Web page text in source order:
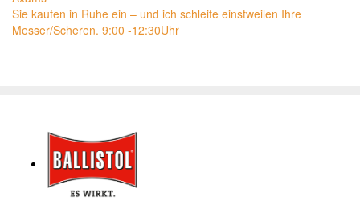
Sie kaufen in Ruhe ein – und ich schleife einstweilen Ihre
Messer/Scheren. 9:00 -12:30Uhr